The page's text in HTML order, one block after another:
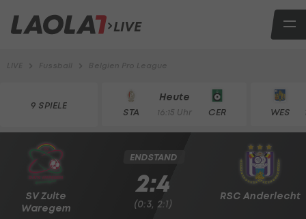
LIVE
LIVE Fussball Belgien Pro League
9 SPIELE
STA CER
Heute
16:15 Uhr WES
SV Zulte
Waregem
RSC Anderlecht
ENDSTAND
2:4
(0:3, 2:1)